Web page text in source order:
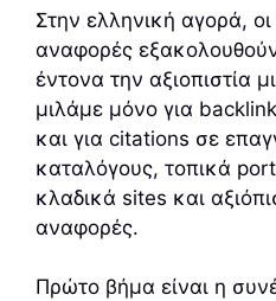
Στην ελληνική αγορά,
αναφορές
έντονα την αξιοπιστία
μιλάμε μόνο για
και για citations σε
καταλόγους, τοπικά
κλαδικά sites και
αναφορές.
Πρώτο βήμα είναι η